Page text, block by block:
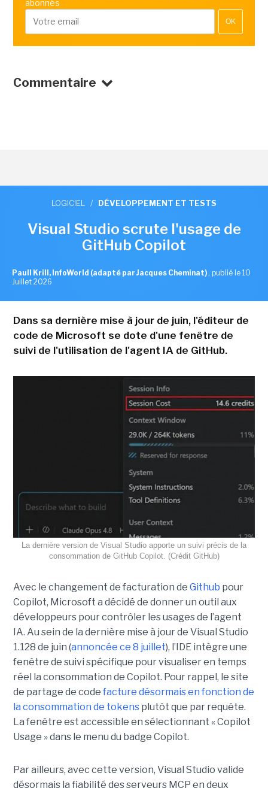
abonnés
OK
Commentaire
LOGICIEL / DÉVELOPPEMENT ET TESTS
Visual Studio scrute l'usage de
GitHub Copilot
Paull Krill, InfoWorld (adapté par Jacques Cheminat) , publié le 10
Juillet 2026
Dans sa dernière mise à jour de juin, l'éditeur de
code de Microsoft se dote d'une fenêtre de
suivi de l'utilisation de l'agent IA de GitHub.
La dernière version de Visual Studio apporte un suivi précis de la
consommation de GitHub Copilot. (Crédit GitHub)
Avec le changement de facturation de Github pour
Copilot, Microsoft a décidé de donner un outil aux
développeurs pour contrôler les usages de l’agent
IA. Au sein de la dernière mise à jour de Visual Studio
1.128 de juin (annoncée ce 8 juillet), l’IDE intègre une
fenêtre de suivi spécifique pour visualiser en temps
réel la consommation de Copilot. Pour rappel, le site
de partage de code facture désormais en fonction de
la consommation de tokens plutôt que par requête.
La fenêtre est accessible en sélectionnant « Copilot
Usage » dans le menu du badge Copilot.
Par ailleurs, avec cette version, Visual Studio valide
désormais la fiabilité des serveurs MCP en deux